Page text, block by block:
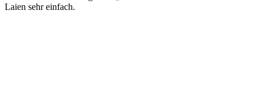
Laien sehr einfach.